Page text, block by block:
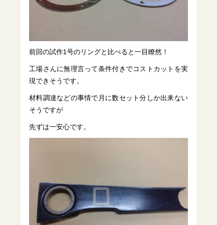
前回の試作1号のリングと比べると一目瞭然！
工場さんに無理言って条件付きでコストカットを実
現できそうです。
材料調達などの事情で月に数セット分しか出来ない
そうですが
先ずは一安心です。